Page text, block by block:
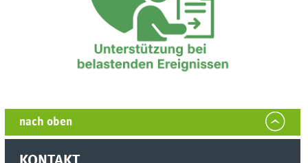
nach oben